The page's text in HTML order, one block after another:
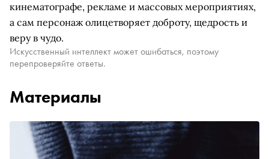
кинематографе, рекламе и массовых мероприятиях,
а сам персонаж олицетворяет доброту, щедрость и
веру в чудо.
Искусственный интеллект может ошибаться, поэтому
перепроверяйте ответы.
Материалы